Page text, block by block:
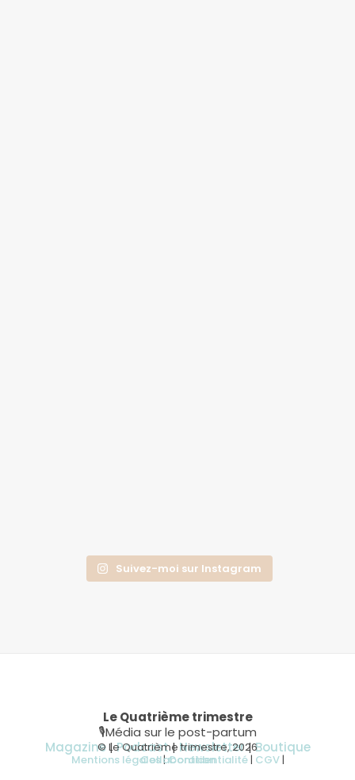
Suivez-moi sur Instagram
Le Quatrième trimestre
🎙Média sur le post-partum
Magazine|Podcast|Newsletter|Boutique
© Le Quatrième trimestre, 2026
Mentions légales|Confidentialité| CGV|
Collaboration